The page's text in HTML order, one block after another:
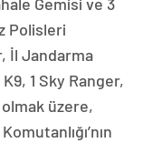
Polisleri
İl Jandarma
1 Sky Ranger,
üzere,